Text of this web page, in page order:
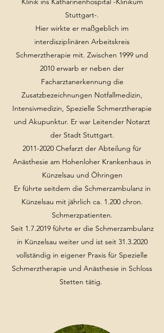
Stuttgart-.
Hier wirkte er maßgeblich im
interdisziplinären Arbeitskreis
Schmerztherapie mit. Zwischen 1999 und
2010 erwarb er neben der
Facharztanerkennung die
Zusatzbezeichnungen Notfallmedizin,
Intensivmedizin, Spezielle Schmerztherapie
und Akupunktur. Er war Leitender Notarzt
der Stadt Stuttgart.
2011-2020 Chefarzt der Abteilung für
Anästhesie am Hohenloher Krankenhaus in
Künzelsau und Öhringen
Er führte seitdem die Schmerzambulanz in
Künzelsau mit jährlich ca. 1.200 chron.
Schmerzpatienten.
Seit 1.7.2019 führte er die Schmerzambulanz
in Künzelsau weiter und ist seit 31.3.2020
vollständig in eigener Praxis für Spezielle
Schmerztherapie und Anästhesie in Schloss
Stetten tätig.